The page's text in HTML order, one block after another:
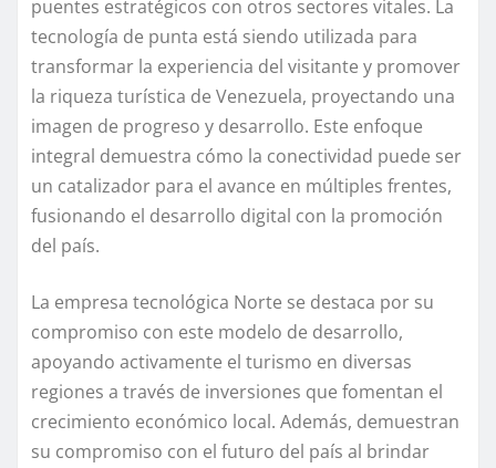
puentes estratégicos con otros sectores vitales. La
tecnología de punta está siendo utilizada para
transformar la experiencia del visitante y promover
la riqueza turística de Venezuela, proyectando una
imagen de progreso y desarrollo. Este enfoque
integral demuestra cómo la conectividad puede ser
un catalizador para el avance en múltiples frentes,
fusionando el desarrollo digital con la promoción
del país.
La empresa tecnológica Norte se destaca por su
compromiso con este modelo de desarrollo,
apoyando activamente el turismo en diversas
regiones a través de inversiones que fomentan el
crecimiento económico local. Además, demuestran
su compromiso con el futuro del país al brindar